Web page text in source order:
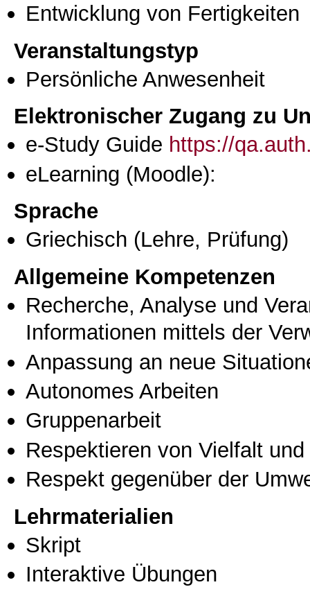
Entwicklung von Fertigkeiten
Veranstaltungstyp
Persönliche Anwesenheit
Elektronischer Zugang zu
e-Study Guide https://
eLearning (Moodle):
Sprache
Griechisch (Lehre, Prüfung)
Allgemeine Kompetenzen
Recherche, Analyse und
Informationen mittels der
Anpassung an neue
Autonomes Arbeiten
Gruppenarbeit
Respektieren von Vielfalt
Respekt gegenüber der
Lehrmaterialien
Skript
Interaktive Übungen